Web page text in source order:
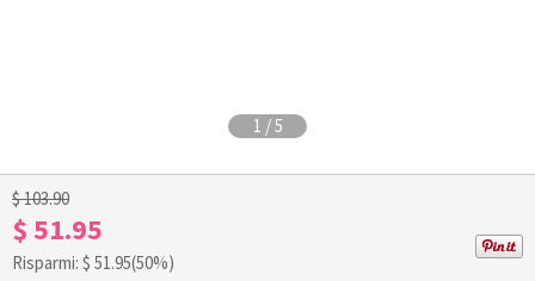
1 /5
$ 103.90
$ 51.95
Risparmi: $ 51.95(50%)